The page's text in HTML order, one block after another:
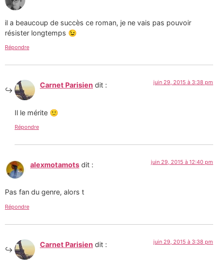
il a beaucoup de succès ce roman, je ne vais pas pouvoir
résister longtemps 😉
Répondre
Carnet Parisien dit : juin 29, 2015 à 3:38 pm
Il le mérite 🙂
Répondre
alexmotamots dit : juin 29, 2015 à 12:40 pm
Pas fan du genre, alors t
Répondre
Carnet Parisien dit : juin 29, 2015 à 3:38 pm